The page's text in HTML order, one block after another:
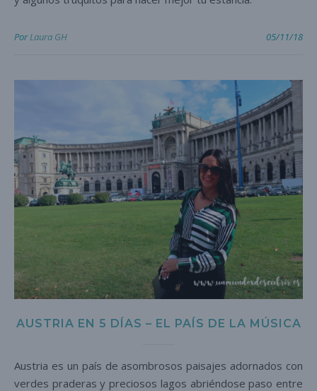
PorLaura GH 05/11/18
AUSTRIA EN 5 DÍAS – EL PAÍS DE LA MÚSICA
Austria es un país de asombrosos paisajes adornados con
verdes praderas y preciosos lagos abriéndose paso entre